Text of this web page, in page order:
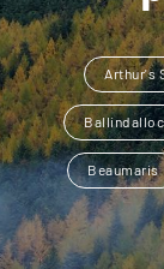
Arthur's
Beaumaris